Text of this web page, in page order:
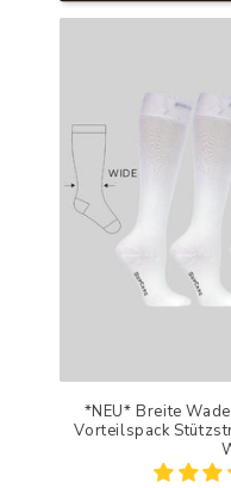
*NEU* Breite
Vorteilspack